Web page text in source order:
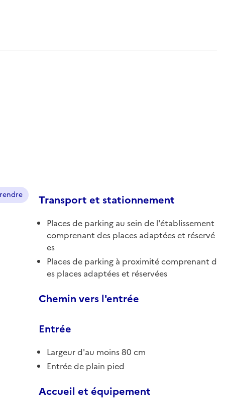
Transport et stationnement
Places de parking au sein de l'établissement
comprenant des places adaptées et réservé
es
Places de parking à proximité comprenant d
es places adaptées et réservées
Chemin vers l'entrée
Entrée
Largeur d'au moins 80 cm
Entrée de plain pied
Accueil et équipement